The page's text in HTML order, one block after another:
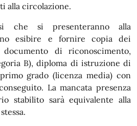
alla circolazione.
che si presenteranno alla
esibire e fornire copia dei
di riconoscimento,
B), diploma di istruzione di
grado (licenza media) con
La mancata presenza
stabilito sarà equivalente alla